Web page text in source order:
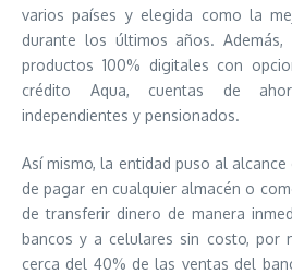
varios países y elegida como la
durante los últimos años.
productos 100% digitales con
crédito Aqua, cuentas de
independientes y pensionados.
Así mismo, la entidad puso al
de pagar en cualquier almacén o
de transferir dinero de manera
bancos y a celulares sin costo, por
cerca del 40% de las ventas del